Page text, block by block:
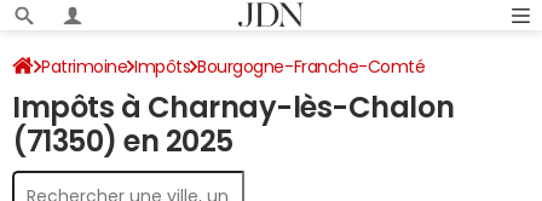
Patrimoine Impôts Bourgogne-Franche-Comté
Saône-et-Loire Charnay-lès-Chalon Impôt sur le revenu
Impôts à Charnay-lès-Chalon
(71350) en 2025